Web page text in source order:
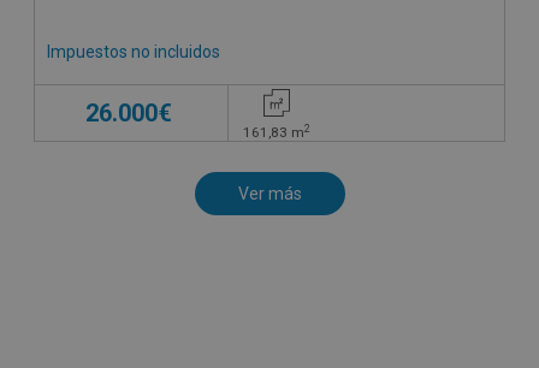
Impuestos no incluidos
26.000€
161,83 m2